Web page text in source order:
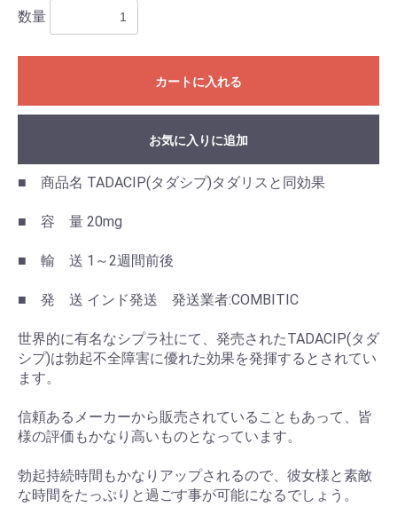
数量
カートに入れる
お気に入りに追加
■ 商品名 TADACIP(タダシプ)タダリスと同効果
■ 容 量 20mg
■ 輸 送 1～2週間前後
■ 発 送 インド発送 発送業者:COMBITIC
世界的に有名なシプラ社にて、発売されたTADACIP(タダ
シプ)は勃起不全障害に優れた効果を発揮するとされてい
ます。
信頼あるメーカーから販売されていることもあって、皆
様の評価もかなり高いものとなっています。
勃起持続時間もかなりアップされるので、彼女様と素敵
な時間をたっぷりと過ごす事が可能になるでしょう。